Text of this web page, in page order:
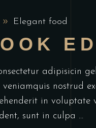
Elegant food
adipisicin
nostrud
in
sunt in culpa